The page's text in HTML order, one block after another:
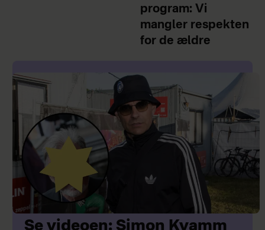
program: Vi
mangler respekten
for de ældre
Se videoen: Simon Kvamm